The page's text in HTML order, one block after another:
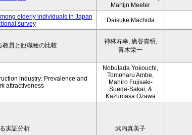
Martijn Meeter
elderly individuals in Japan
survey
Daisuke Machida
員と他職種の比較
神林寿幸, 廣谷貴明,
青木栄一
industry: Prevalence and
attractiveness
Nobutada Yokouchi,
Tomoharu Ambe,
Mahiro Fujisaki-
Sueda-Sakai, &
Kazumasa Ozawa
実証分析 武内真美子